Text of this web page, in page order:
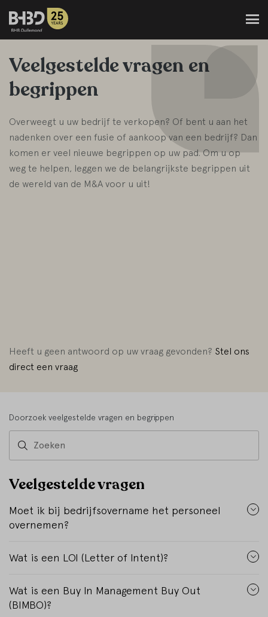
Veelgestelde vragen en
begrippen
Overweegt u uw bedrijf te verkopen? Of bent u aan het
nadenken over een fusie of aankoop van een bedrijf? Dan
komen er veel nieuwe begrippen op uw pad. Om u op
weg te helpen, leggen we de belangrijkste begrippen uit
de wereld van de M&A voor u uit!
Heeft u geen antwoord op uw vraag gevonden? Stel ons
direct een vraag
Doorzoek veelgestelde vragen en begrippen
Veelgestelde vragen
Moet ik bij bedrijfsovername het personeel
overnemen?
Wat is een LOI (Letter of Intent)?
Wat is een Buy In Management Buy Out
(BIMBO)?